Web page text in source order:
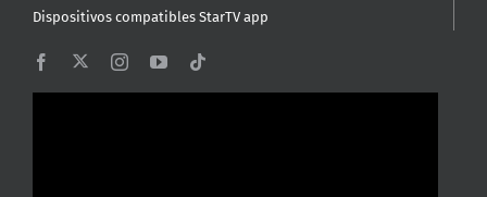
Dispositivos compatibles StarTV app